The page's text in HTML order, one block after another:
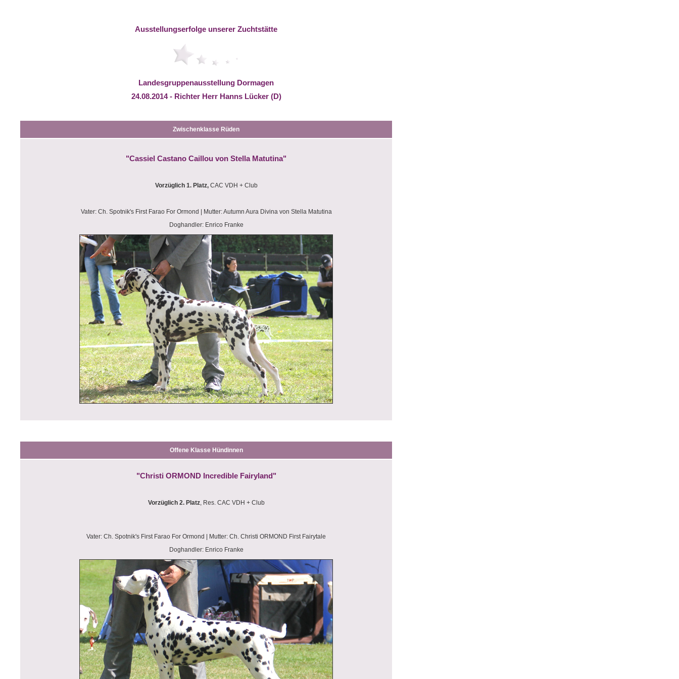
Ausstellungserfolge unserer Zuchtstätte
Landesgruppenausstellung Dormagen
24.08.2014 - Richter Herr Hanns Lücker (D)
Zwischenklasse Rüden
"Cassiel Castano Caillou von Stella Matutina"
Vorzüglich 1. Platz, CAC VDH + Club
Vater: Ch. Spotnik's First Farao For Ormond | Mutter: Autumn Aura Divina von Stella Matutina
Doghandler: Enrico Franke
Offene KlasseHündinnen
"Christi ORMOND Incredible Fairyland"
Vorzüglich 2. Platz, Res. CAC VDH + Club
Vater: Ch. Spotnik's First Farao For Ormond | Mutter: Ch. Christi ORMOND First Fairytale
Doghandler: Enrico Franke